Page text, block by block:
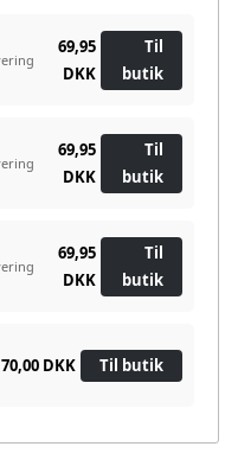
69,95
DKK
Til
butik
69,95
DKK
Til
butik
69,95
DKK
Til
butik
70,00 DKK Til butik